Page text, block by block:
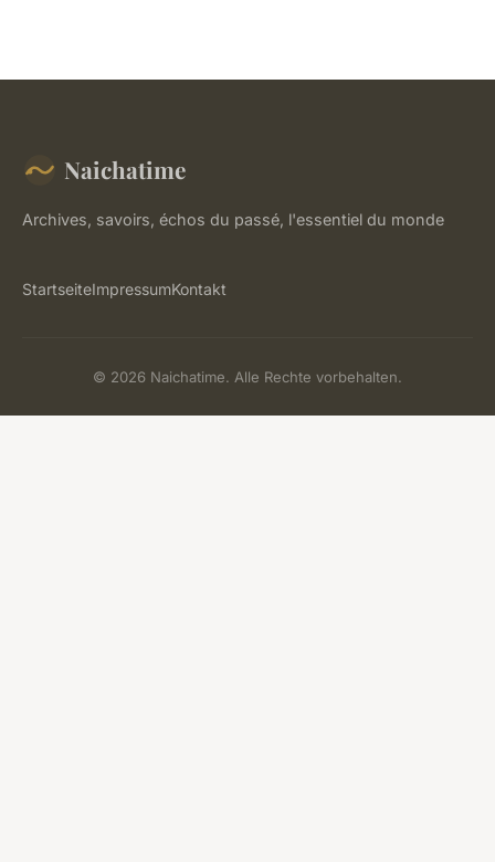
Naichatime
Archives, savoirs, échos du passé, l'essentiel du monde
StartseiteImpressumKontakt
© 2026 Naichatime. Alle Rechte vorbehalten.